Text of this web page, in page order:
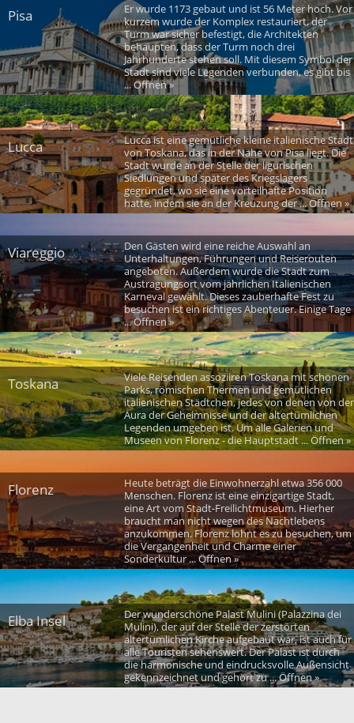
Pisa
Er wurde 1173 gebaut und ist 56 Meter hoch. Vor
kurzem wurde der Komplex restauriert, der
Turm war sicher befestigt, die Architekten
behaupten, dass der Turm noch drei
Jahrhunderte stehen soll. Mit diesem Symbol der
Stadt sind viele Legenden verbunden, es gibt bis
... Öffnen »
Lucca
Lucca ist eine gemütliche kleine italienische Stadt
von Toskana, das in der Nähe von Pisa liegt. Die
Stadt wurde an der Stelle der ligurischen
Siedlungen und später des Kriegslagers
gegründet, wo sie eine vorteilhafte Position
hatte, indem sie an der Kreuzung der ... Öffnen »
Viareggio
Den Gästen wird eine reiche Auswahl an
Unterhaltungen, Führungen und Reiserouten
angeboten. Außerdem wurde die Stadt zum
Austragungsort vom jährlichen Italienischen
Karneval gewählt. Dieses zauberhafte Fest zu
besuchen ist ein richtiges Abenteuer. Einige Tage
... Öffnen »
Toskana
Viele Reisenden assoziiren Toskana mit schönen
Parks, römischen Thermen und gemütlichen
italienischen Städtchen, jedes von denen von der
Aura der Geheimnisse und der altertümlichen
Legenden umgeben ist. Um alle Galerien und
Museen von Florenz - die Hauptstadt ... Öffnen »
Florenz
Heute beträgt die Einwohnerzahl etwa 356 000
Menschen. Florenz ist eine einzigartige Stadt,
eine Art vom Stadt-Freilichtmuseum. Hierher
braucht man nicht wegen des Nachtlebens
anzukommen. Florenz lohnt es zu besuchen, um
die Vergangenheit und Charme einer
Sonderkultur ... Öffnen »
Elba Insel
Der wunderschöne Palast Mulini (Palazzina dei
Mulini), der auf der Stelle der zerstörten
altertümlichen Kirche aufgebaut war, ist auch für
alle Touristen sehenswert. Der Palast ist durch
die harmonische und eindrucksvolle Außensicht
gekennzeichnet und gehört zu ... Öffnen »